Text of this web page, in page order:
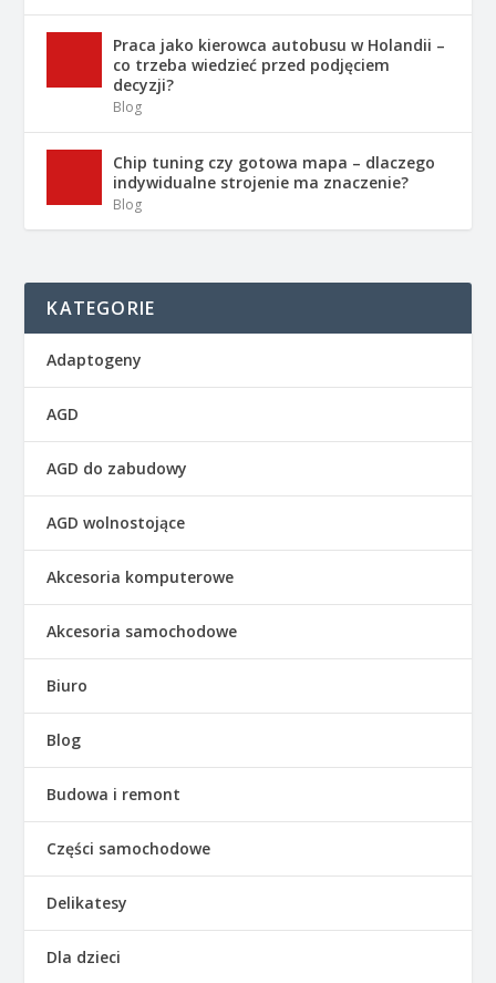
Praca jako kierowca autobusu w Holandii –
co trzeba wiedzieć przed podjęciem
decyzji?
Blog
Chip tuning czy gotowa mapa – dlaczego
indywidualne strojenie ma znaczenie?
Blog
KATEGORIE
Adaptogeny
AGD
AGD do zabudowy
AGD wolnostojące
Akcesoria komputerowe
Akcesoria samochodowe
Biuro
Blog
Budowa i remont
Części samochodowe
Delikatesy
Dla dzieci